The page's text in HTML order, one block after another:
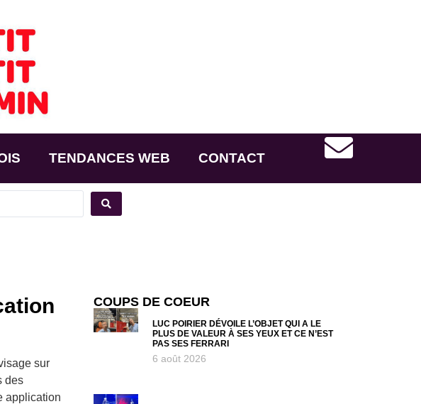
TENDANCES WEB CONTACT
sur
des
application
COUPS DE COEUR
LUC POIRIER DÉVOILE L’OBJET QUI A LE
PLUS DE VALEUR À SES YEUX ET CE N’EST
PAS SES FERRARI
6 août 2026